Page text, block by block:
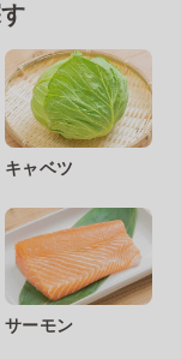
キャベツ
サーモン